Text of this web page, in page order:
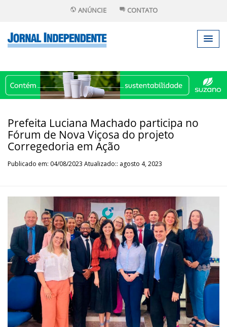
ANÚNCIE CONTATO
Prefeita Luciana Machado participa no
Fórum de Nova Viçosa do projeto
Corregedoria em Ação
Publicado em: 04/08/2023 Atualizado:: agosto 4, 2023